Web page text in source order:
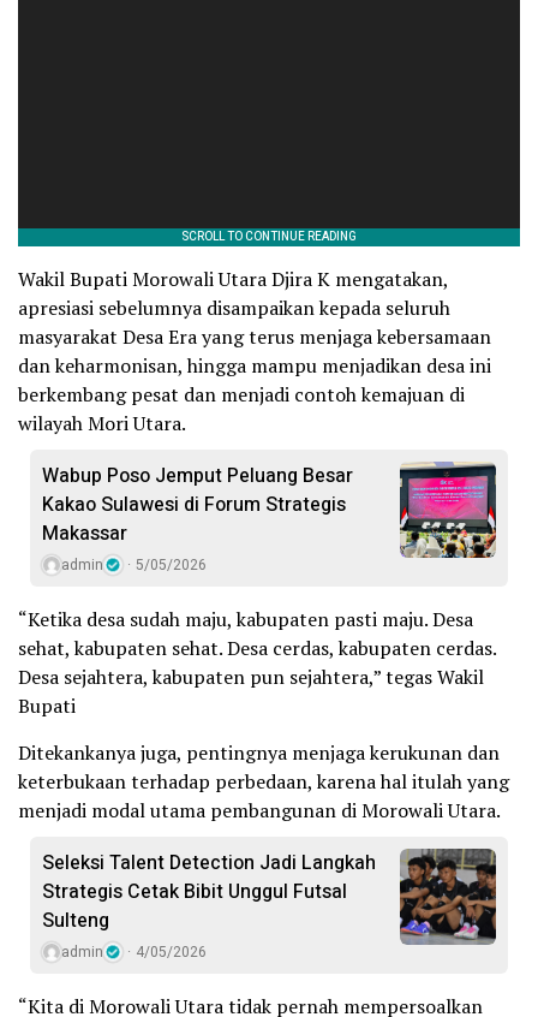
Wakil Bupati Morowali Utara Djira K mengatakan,
apresiasi sebelumnya disampaikan kepada seluruh
masyarakat Desa Era yang terus menjaga kebersamaan
dan keharmonisan, hingga mampu menjadikan desa ini
berkembang pesat dan menjadi contoh kemajuan di
wilayah Mori Utara.
Wabup Poso Jemput Peluang Besar
Kakao Sulawesi di Forum Strategis
Makassar
admin 5/05/2026
“Ketika desa sudah maju, kabupaten pasti maju. Desa
sehat, kabupaten sehat. Desa cerdas, kabupaten cerdas.
Desa sejahtera, kabupaten pun sejahtera,” tegas Wakil
Bupati
Ditekankanya juga, pentingnya menjaga kerukunan dan
keterbukaan terhadap perbedaan, karena hal itulah yang
menjadi modal utama pembangunan di Morowali Utara.
Seleksi Talent Detection Jadi Langkah
Strategis Cetak Bibit Unggul Futsal
Sulteng
admin 4/05/2026
“Kita di Morowali Utara tidak pernah mempersoalkan